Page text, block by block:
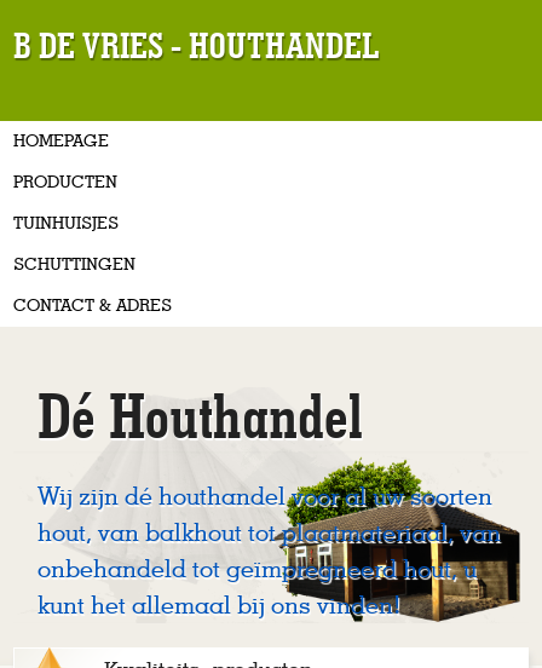
B DE VRIES - HOUTHANDEL
HOMEPAGE
PRODUCTEN
TUINHUISJES
SCHUTTINGEN
CONTACT & ADRES
Dé Houthandel
Wij zijn dé houthandel voor al uw soorten
hout, van balkhout tot plaatmateriaal, van
onbehandeld tot geïmpregneerd hout, u
kunt het allemaal bij ons vinden!